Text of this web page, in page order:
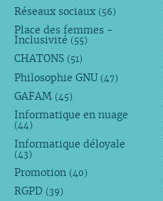
Réseaux sociaux (56)
Place des femmes -
Inclusivité (55)
CHATONS (51)
Philosophie GNU (47)
GAFAM (45)
Informatique en nuage
(44)
Informatique déloyale
(43)
Promotion (40)
RGPD (39)